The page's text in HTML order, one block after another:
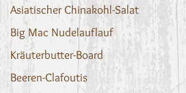
Asiatischer Chinakohl-Salat
Big Mac Nudelauflauf
Kräuterbutter-Board
Beeren-Clafoutis